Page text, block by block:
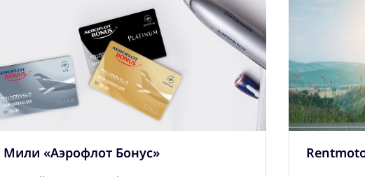
Мили «Аэрофлот Бонус»